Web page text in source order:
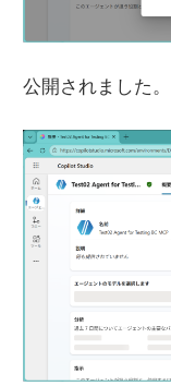
公開されました。